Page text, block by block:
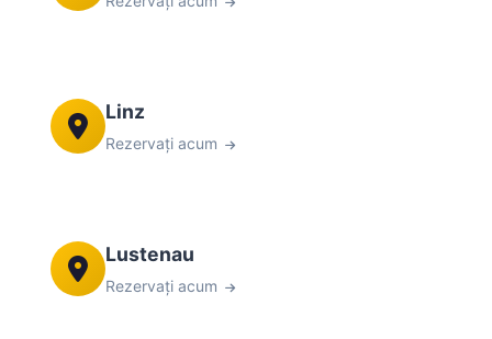
Linz
Rezervați acum
Lustenau
Rezervați acum